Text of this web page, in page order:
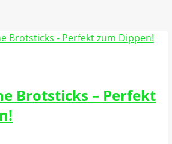
Brotsticks – Perfekt